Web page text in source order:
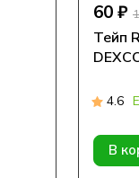
60 ₽
Тейп
4.6
В